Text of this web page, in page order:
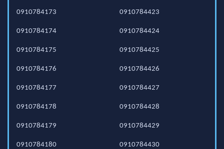
0910784173
0910784174
0910784175
0910784176
0910784177
0910784178
0910784179
0910784180
0910784423
0910784424
0910784425
0910784426
0910784427
0910784428
0910784429
0910784430